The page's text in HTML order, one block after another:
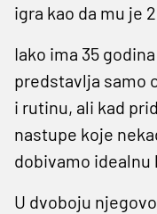
igra kao da mu je
Iako ima 35
predstavlja samo
i rutinu, ali kad
nastupe koje
dobivamo idealnu
U dvoboju